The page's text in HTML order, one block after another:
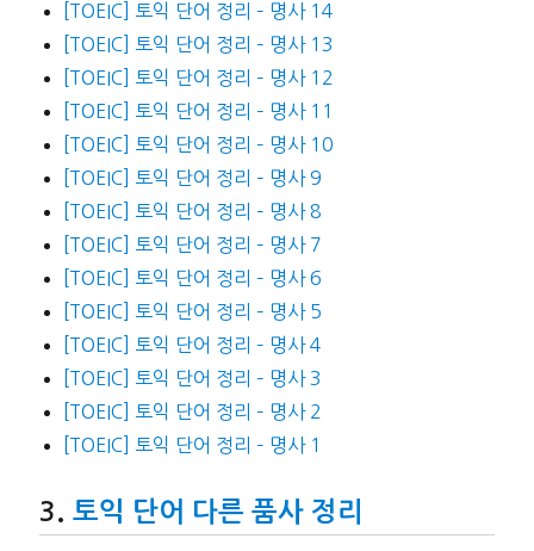
[TOEIC] 토익 단어 정리 – 명사 14
[TOEIC] 토익 단어 정리 – 명사 13
[TOEIC] 토익 단어 정리 – 명사 12
[TOEIC] 토익 단어 정리 – 명사 11
[TOEIC] 토익 단어 정리 – 명사 10
[TOEIC] 토익 단어 정리 – 명사 9
[TOEIC] 토익 단어 정리 – 명사 8
[TOEIC] 토익 단어 정리 – 명사 7
[TOEIC] 토익 단어 정리 – 명사 6
[TOEIC] 토익 단어 정리 – 명사 5
[TOEIC] 토익 단어 정리 – 명사 4
[TOEIC] 토익 단어 정리 – 명사 3
[TOEIC] 토익 단어 정리 – 명사 2
[TOEIC] 토익 단어 정리 – 명사 1
토익 단어 다른 품사 정리